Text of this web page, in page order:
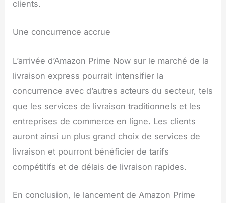
clients.
Une concurrence accrue
L’arrivée d’Amazon Prime Now sur le marché de la
livraison express pourrait intensifier la
concurrence avec d’autres acteurs du secteur, tels
que les services de livraison traditionnels et les
entreprises de commerce en ligne. Les clients
auront ainsi un plus grand choix de services de
livraison et pourront bénéficier de tarifs
compétitifs et de délais de livraison rapides.
En conclusion, le lancement de Amazon Prime